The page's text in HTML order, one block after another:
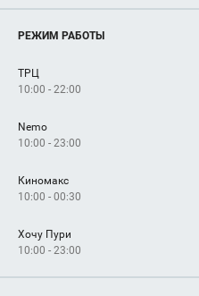
Магазины
Услуги
Рекламодателям
Как добраться
РЕЖИМ РАБОТЫ
ТРЦ
10:00 - 22:00
Nemo
10:00 - 23:00
Киномакс
10:00 - 00:30
Хочу Пури
10:00 - 23:00